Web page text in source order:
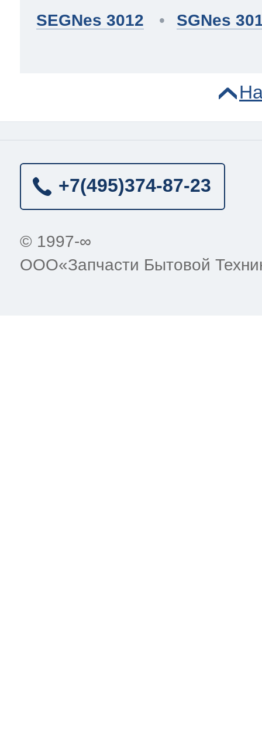
SEGNes 3012 SGNes
+7(495)374-87-23
© 1997-∞
ООО«Запчасти Бытовой